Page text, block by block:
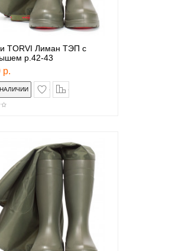
TORVI Лиман ТЭП с
р.42-43
р.
в закладки